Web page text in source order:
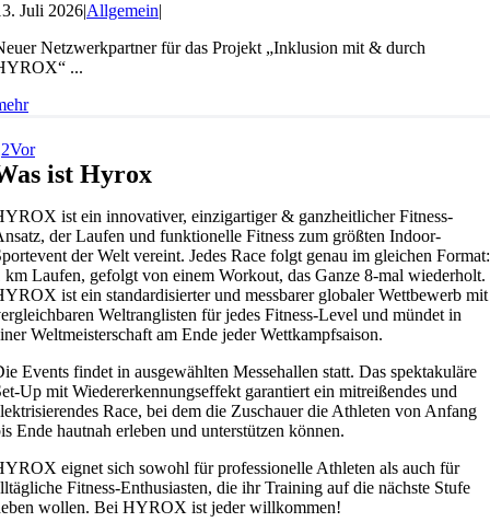
Juli 2026|Allgemein|
Netzwerkpartner für das Projekt „Inklusion mit & durch
...
2Vor
ist Hyrox
ist ein innovativer, einzigartiger & ganzheitlicher Fitness-
der Laufen und funktionelle Fitness zum größten Indoor-
der Welt vereint. Jedes Race folgt genau im gleichen Format:
km Laufen, gefolgt von einem Workout, das Ganze 8-mal wiederholt.
ist ein standardisierter und messbarer globaler Wettbewerb mit
Weltranglisten für jedes Fitness-Level und mündet in
Weltmeisterschaft am Ende jeder Wettkampfsaison.
Events findet in ausgewählten Messehallen statt. Das spektakuläre
Up mit Wiedererkennungseffekt garantiert ein mitreißendes und
Race, bei dem die Zuschauer die Athleten von Anfang
Ende hautnah erleben und unterstützen können.
eignet sich sowohl für professionelle Athleten als auch für
Fitness-Enthusiasten, die ihr Training auf die nächste Stufe
wollen. Bei HYROX ist jeder willkommen!